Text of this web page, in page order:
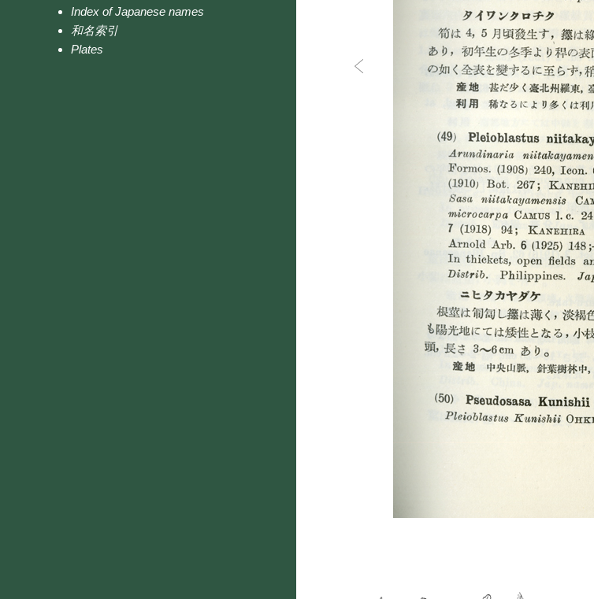
Index of Japanese names
和名索引
Plates